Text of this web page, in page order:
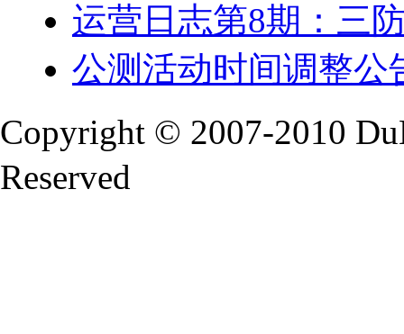
运营日志第8期：三
公测活动时间调整公
Copyright © 2007-2010
Reserved